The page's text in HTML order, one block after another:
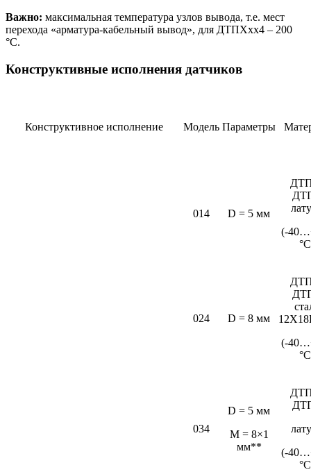
Важно: максимальная температура узлов вывода, т.е. мест
перехода «арматура-кабельный вывод», для ДТПХхх4 – 200
°С.
Конструктивные исполнения датчиков
Конструктивное исполнение Модель Параметры
014 D = 5 мм
(-
024 D = 8 мм
(-
034
D = 5 мм
М = 8×1
мм**
(-